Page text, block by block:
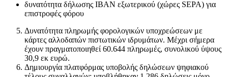
δυνατότητα δήλωσης IBAN εξωτερικού (χώρες SEPA) για
επιστροφές φόρου
Δυνατότητα πληρωμής φορολογικών υποχρεώσεων με
κάρτες αλλοδαπών πιστωτικών ιδρυμάτων. Μέχρι σήμερα
έχουν πραγματοποιηθεί 60.644 πληρωμές, συνολικού ύψους
30,9 εκ ευρώ.
Δημιουργία πλατφόρμας υποβολής δηλώσεων ψηφιακού